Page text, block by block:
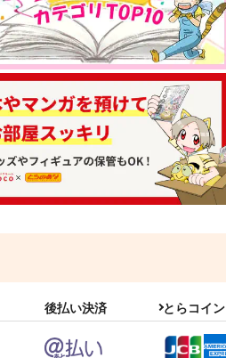
後払い決済 とらコイン